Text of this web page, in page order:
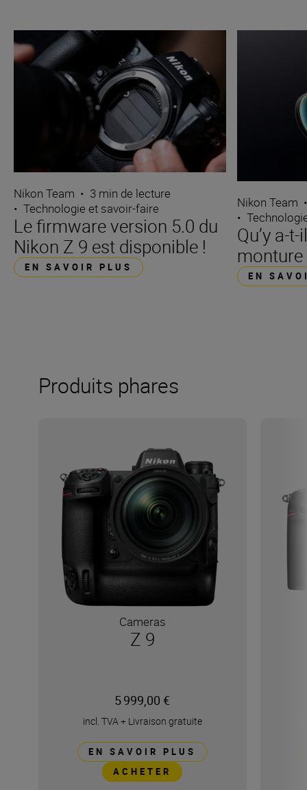
Nikon Team • 3 min de lecture
• Technologie et savoir-faire
Le firmware version 5.0 du
Nikon Z 9 est disponible !
EN SAVOIR PLUS
Nikon Team
•
Qu’y a-
monture
EN
Produits phares
Cameras
Z 9
5 999,00 €
incl. TVA+ Livraison gratuite
EN SAVOIR PLUS
ACHETER